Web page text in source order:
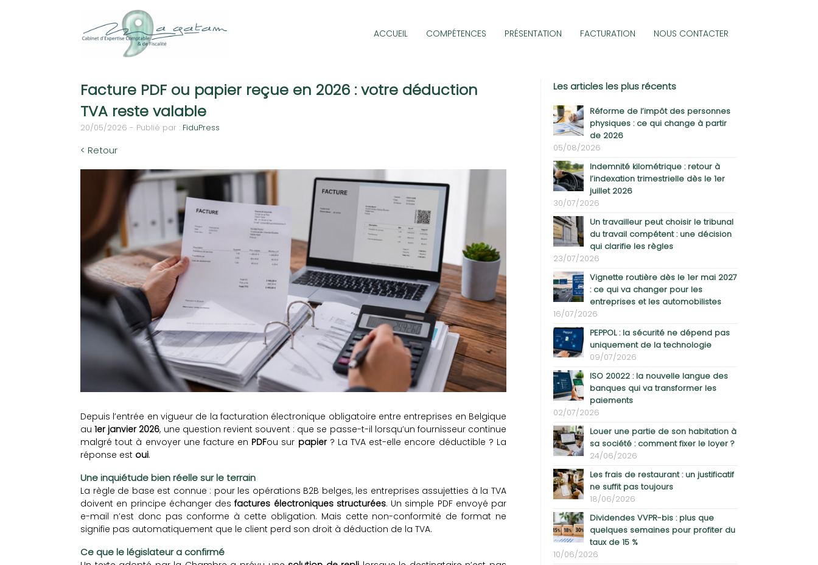
ACCUEIL COMPÉTENCES PRÉSENTATION FACTURATION NOUS CONTACTER
Facture PDF ou papier reçue en 2026 : votre déduction
TVA reste valable
20/05/2026 - Publié par : FiduPress
< Retour
Depuis l’entrée en vigueur de la facturation électronique obligatoire entre entreprises en Belgique
au1er janvier 2026, une question revient souvent : que se passe-t-il lorsqu’un fournisseur continue
malgré tout à envoyer une facture en PDFou sur papier? La TVA est-elle encore déductible ? La
réponse est oui.
Une inquiétude bien réelle sur le terrain
La règle de base est connue : pour les opérations B2B belges, les entreprises assujetties à la TVA
doivent en principe échanger desfactures électroniques structurées. Un simple PDF envoyé par
e-mail n’est donc pas conforme à cette obligation. Mais cette non-conformité de format ne
signifie pas automatiquement que le client perd son droit à déduction de la TVA.
Ce que le législateur a confirmé
Les articles les plus récents
Réforme de l’impôt des personnes
physiques : ce qui change à partir
de 2026
05/08/2026
Indemnité kilométrique : retour à
l’indexation trimestrielle dès le 1er
juillet 2026
30/07/2026
Un travailleur peut choisir le tribunal
du travail compétent : une décision
qui clarifie les règles
23/07/2026
Vignette routière dès le 1er mai 2027
: ce qui va changer pour les
entreprises et les automobilistes
16/07/2026
PEPPOL : la sécurité ne dépend pas
uniquement de la technologie
09/07/2026
ISO 20022 : la nouvelle langue des
banques qui va transformer les
paiements
02/07/2026
Louer une partie de son habitation à
sa société : comment fixer le loyer ?
24/06/2026
Les frais de restaurant : un justificatif
ne suffit pas toujours
18/06/2026
Dividendes VVPR-bis : plus que
quelques semaines pour profiter du
taux de 15 %
10/06/2026